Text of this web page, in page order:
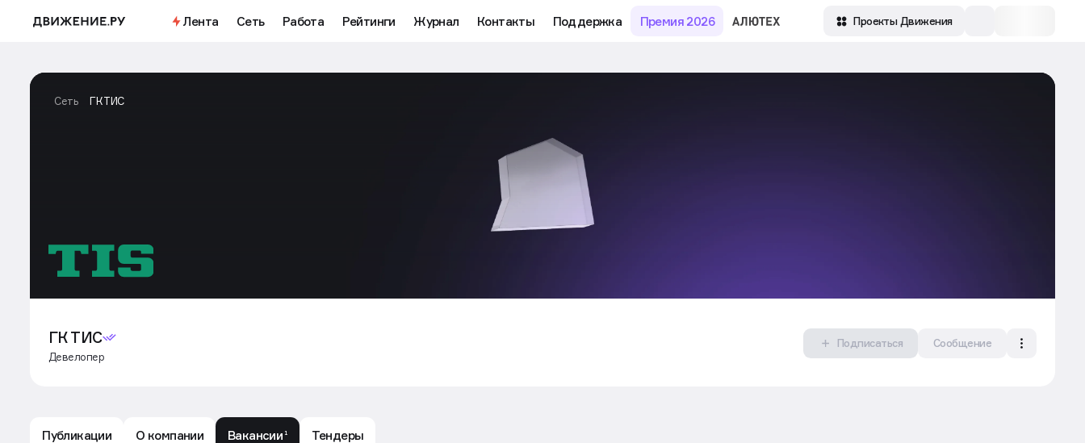
Лента Сеть Работа Рейтинги Журнал Контакты Поддержка Премия 2026 Проекты Движения
Сеть ГК ТИС
ГК ТИС
Девелопер
Подписаться Сообщение
Публикации О компании Вакансии 1 Тендеры